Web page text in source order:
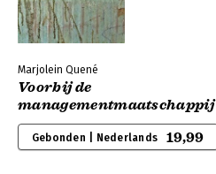
Marjolein Quené
Voorbij de
managementmaatschappij
Gebonden | Nederlands 19,99